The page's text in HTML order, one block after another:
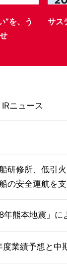
IRニュース
研修所、低引
の安全運航を
8年熊本地震」
業績予想と中